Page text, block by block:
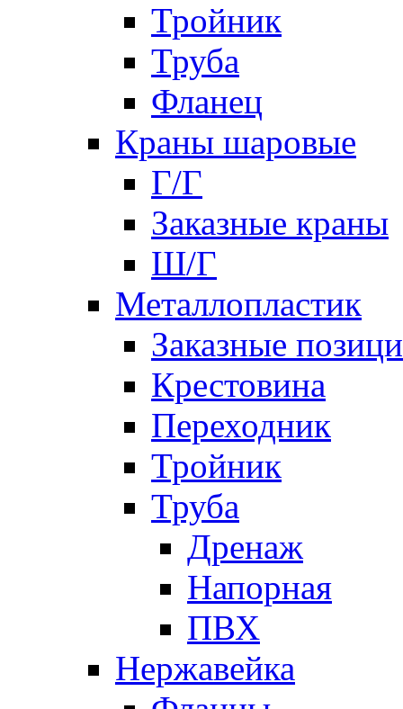
Тройник
Труба
Фланец
Краны шаровые
Г/Г
Заказные краны
Ш/Г
Металлопластик
Заказные
Крестовина
Переходник
Тройник
Труба
Дренаж
Напорная
ПВХ
Нержавейка